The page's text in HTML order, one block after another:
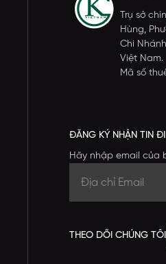
Trụ sở
Hùng,
Chi
Việt Nam.
Mã số
ĐĂNG KÝ NHẬN TIN
Hãy nhập email của
THEO DÕI CHÚNG TÔI